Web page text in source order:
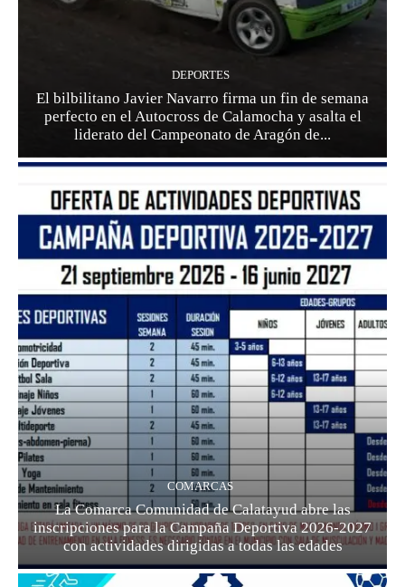
DEPORTES
El bilbilitano Javier Navarro firma un fin de semana
perfecto en el Autocross de Calamocha y asalta el
liderato del Campeonato de Aragón de...
COMARCAS
La Comarca Comunidad de Calatayud abre las
inscripciones para la Campaña Deportiva 2026-2027
con actividades dirigidas a todas las edades